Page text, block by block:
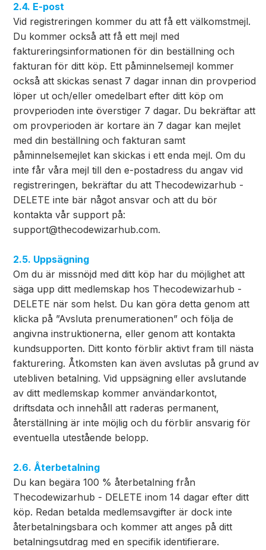
2.4. E-post
Vid registreringen kommer du att få ett välkomstmejl.
Du kommer också att få ett mejl med
faktureringsinformationen för din beställning och
fakturan för ditt köp. Ett påminnelsemejl kommer
också att skickas senast 7 dagar innan din provperiod
löper ut och/eller omedelbart efter ditt köp om
provperioden inte överstiger 7 dagar. Du bekräftar att
om provperioden är kortare än 7 dagar kan mejlet
med din beställning och fakturan samt
påminnelsemejlet kan skickas i ett enda mejl. Om du
inte får våra mejl till den e-postadress du angav vid
registreringen, bekräftar du att Thecodewizarhub -
DELETE inte bär något ansvar och att du bör
kontakta vår support på:
support@thecodewizarhub.com.
2.5. Uppsägning
Om du är missnöjd med ditt köp har du möjlighet att
säga upp ditt medlemskap hos Thecodewizarhub -
DELETE när som helst. Du kan göra detta genom att
klicka på ”Avsluta prenumerationen” och följa de
angivna instruktionerna, eller genom att kontakta
kundsupporten. Ditt konto förblir aktivt fram till nästa
fakturering. Åtkomsten kan även avslutas på grund av
utebliven betalning. Vid uppsägning eller avslutande
av ditt medlemskap kommer användarkontot,
driftsdata och innehåll att raderas permanent,
återställning är inte möjlig och du förblir ansvarig för
eventuella utestående belopp.
2.6. Återbetalning
Du kan begära 100 % återbetalning från
Thecodewizarhub - DELETE inom 14 dagar efter ditt
köp. Redan betalda medlemsavgifter är dock inte
återbetalningsbara och kommer att anges på ditt
betalningsutdrag med en specifik identifierare.